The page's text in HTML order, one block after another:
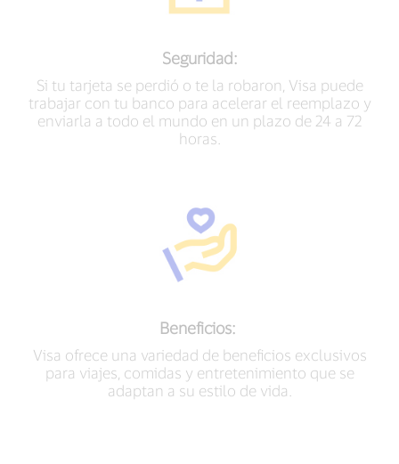
Seguridad:
Si tu tarjeta se perdió o te la robaron, Visa puede
trabajar con tu banco para acelerar el reemplazo y
enviarla a todo el mundo en un plazo de 24 a 72
horas.
Beneficios:
Visa ofrece una variedad de beneficios exclusivos
para viajes, comidas y entretenimiento que se
adaptan a su estilo de vida.